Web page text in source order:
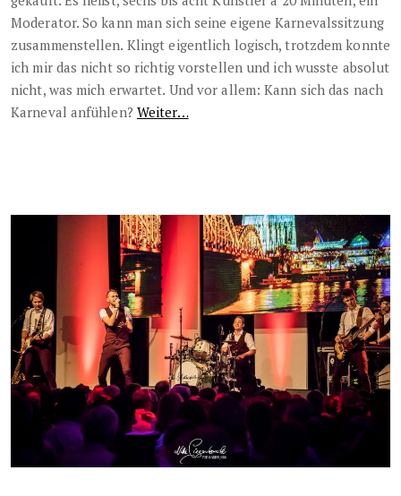
Moderator. So kann man sich seine eigene Karnevalssitzung
zusammenstellen. Klingt eigentlich logisch, trotzdem konnte
ich mir das nicht so richtig vorstellen und ich wusste absolut
nicht, was mich erwartet. Und vor allem: Kann sich das nach
Karneval anfühlen? Weiter…